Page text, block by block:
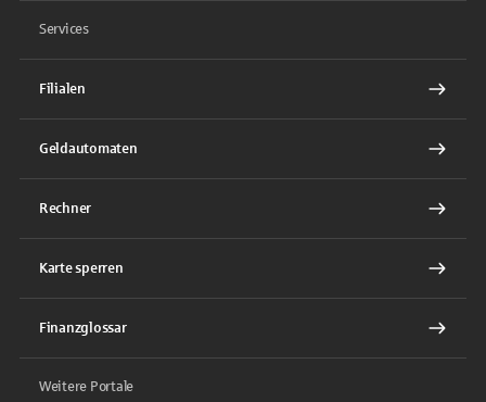
Services
Filialen
Geldautomaten
Rechner
Karte sperren
Finanzglossar
Weitere Portale